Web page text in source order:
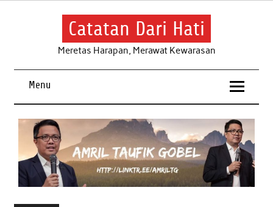
Skip
Catatan Dari Hati
Meretas Harapan, Merawat Kewarasan
Menu